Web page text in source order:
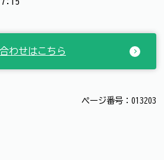
わせはこちら
ページ番号：013203